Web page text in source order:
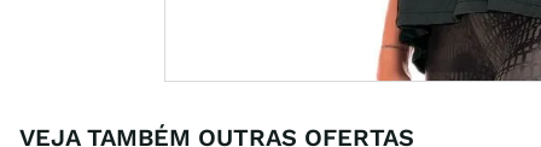
VEJA TAMBÉM OUTRAS OFERTAS